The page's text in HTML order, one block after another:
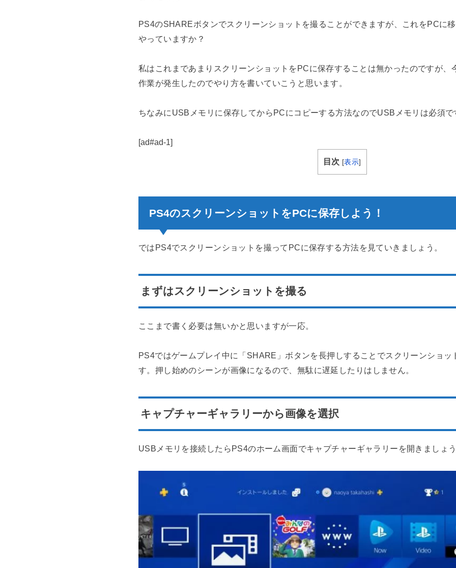
PS4のSHAREボタンでスクリーンショットを撮ることができますが、これをPCに
やっていますか？
私はこれまであまりスクリーンショットをPCに保存することは無かったのですが、
作業が発生したのでやり方を書いていこうと思います。
ちなみにUSBメモリに保存してからPCにコピーする方法なのでUSBメモリは必須で
[ad#ad-1]
目次 [表示]
PS4のスクリーンショットをPCに保存しよう！
ではPS4でスクリーンショットを撮ってPCに保存する方法を見ていきましょう。
まずはスクリーンショットを撮る
ここまで書く必要は無いかと思いますが一応。
PS4ではゲームプレイ中に「SHARE」ボタンを長押しすることでスクリーンショッ
す。押し始めのシーンが画像になるので、無駄に遅延したりはしません。
キャプチャーギャラリーから画像を選択
USBメモリを接続したらPS4のホーム画面でキャプチャーギャラリーを開きましょ